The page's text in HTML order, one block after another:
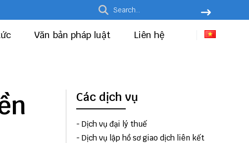
Văn bản pháp luật Liên hệ
Các dịch vụ
- Dịch vụ đại lý thuế
- Dịch vụ lập hồ sơ giao dịch liên kết